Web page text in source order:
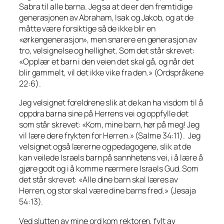
Sabra til alle barna. Jeg sa at de er den fremtidige
generasjonen av Abraham, Isak og Jakob, og at de
måtte være forsiktige så de ikke blir en
«ørkengenerasjon», men snarere en generasjon av
tro, velsignelse og hellighet. Som det står skrevet:
«Opplær et barn i den veien det skal gå, og når det
blir gammelt, vil det ikke vike fra den.» (Ordspråkene
22:6).
Jeg velsignet foreldrene slik at de kan ha visdom til å
oppdra barna sine på Herrens vei og oppfylle det
som står skrevet: «Kom, mine barn, hør på meg! Jeg
vil lære dere frykten for Herren.» (Salme 34:11). Jeg
velsignet også lærerne og pedagogene, slik at de
kan veilede Israels barn på sannhetens vei, i å lære å
gjøre godt og i å komme nærmere Israels Gud. Som
det står skrevet: «Alle dine barn skal læres av
Herren, og stor skal være dine barns fred.» (Jesaja
54:13).
Ved slutten av mine ord kom rektoren, fylt av